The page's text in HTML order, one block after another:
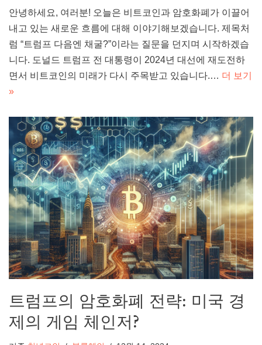
안녕하세요, 여러분! 오늘은 비트코인과 암호화폐가 이끌어
내고 있는 새로운 흐름에 대해 이야기해보겠습니다. 제목처
럼 “트럼프 다음엔 채굴?”이라는 질문을 던지며 시작하겠습
니다. 도널드 트럼프 전 대통령이 2024년 대선에 재도전하
면서 비트코인의 미래가 다시 주목받고 있습니다.… 더 보기
»
트럼프의 암호화폐 전략: 미국 경
제의 게임 체인저?